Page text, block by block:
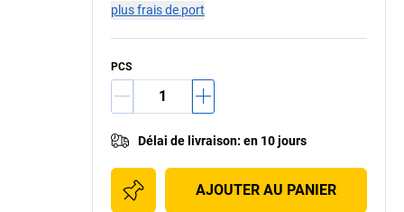
plus frais de port
PCS
Délai de livraison: en 10 jours
AJOUTER AU PANIER